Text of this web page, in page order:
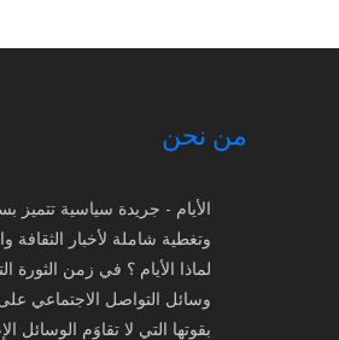
من نحن
الأيام - جريدة سياسية تتميز
وتغطية شاملة لأخبار الثقافة
لماذا الأيام ؟ في زمن الثورة
وسائل التواصل الاجتماعي
بقوتها التي لا تقاوَم الوسائل